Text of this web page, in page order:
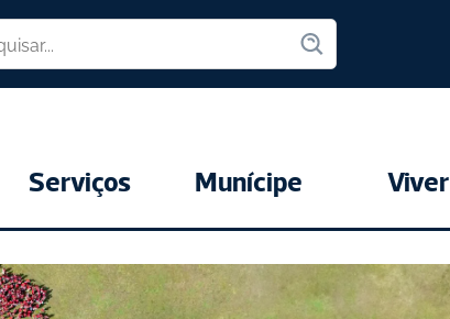
Serviços Munícipe Viver